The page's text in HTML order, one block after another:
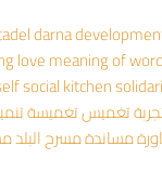
darna
lovemeaning of
social kitchen
تغميستغميسة
مساندةمسرح البلد